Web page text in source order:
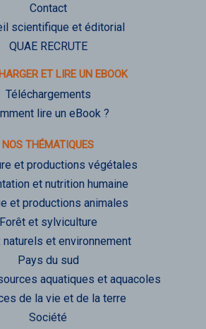
Contact
scientifique et éditorial
QUAE RECRUTE
ET LIRE UN EBOOK
Téléchargements
lire un eBook ?
NOS THÉMATIQUES
et productions végétales
et nutrition humaine
et productions animales
Forêt et sylviculture
naturels et environnement
Pays du sud
aquatiques et aquacoles
de la vie et de la terre
Société